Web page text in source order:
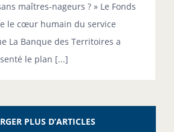
maîtres-nageurs ? » Le Fonds
le cœur humain du service
La Banque des Territoires a
le plan [...]
PLUS D’ARTICLES